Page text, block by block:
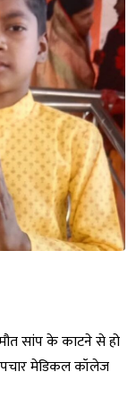
सांप के काटने से हो
मेडिकल कॉलेज